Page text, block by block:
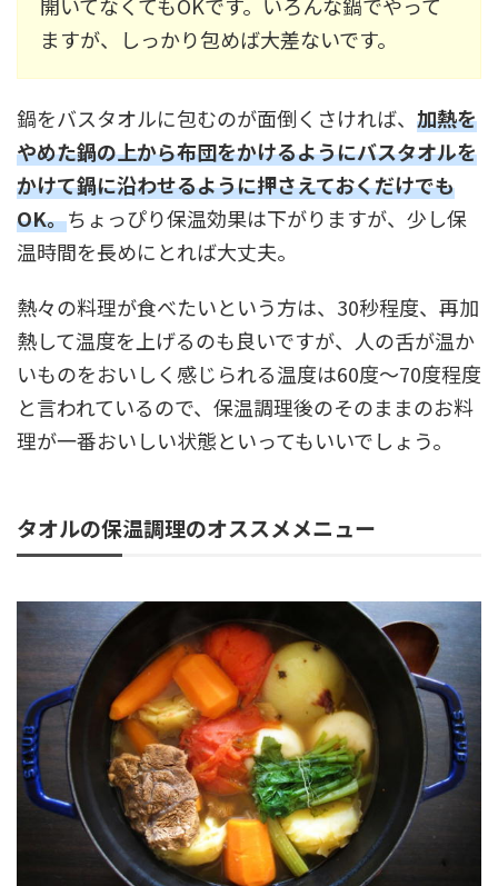
ますが、しっかり包めば大差ないです。
鍋をバスタオルに包むのが面倒くさければ、 加熱を
やめた鍋の上から布団をかけるようにバスタオルを
かけて鍋に沿わせるように押さえておくだけでも
OK。ちょっぴり保温効果は下がりますが、少し保
温時間を長めにとれば大丈夫。
熱々の料理が食べたいという方は、30秒程度、再加
熱して温度を上げるのも良いですが、人の舌が温か
いものをおいしく感じられる温度は60度～70度程度
と言われているので、保温調理後のそのままのお料
理が一番おいしい状態といってもいいでしょう。
タオルの保温調理のオススメメニュー